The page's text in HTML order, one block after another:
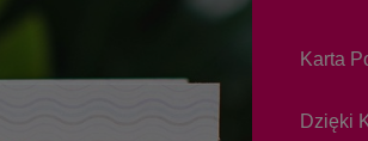
Karta
Dzięki